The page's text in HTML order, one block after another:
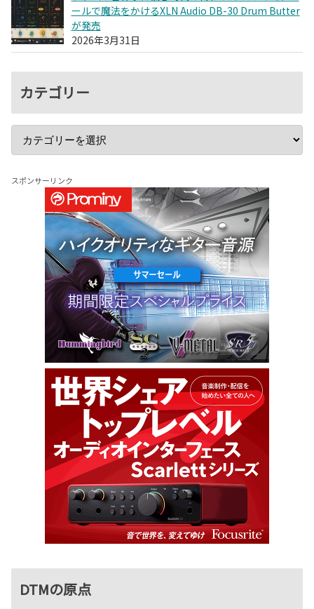
ールで魔法をかけるXLN Audio DB-30 Drum Butter
が発売
2026年3月31日
カテゴリー
スポンサーリンク
DTMの原点